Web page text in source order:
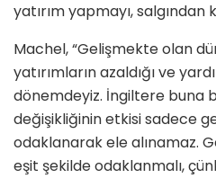
yatırım yapmayı, salgından
Machel, “Gelişmekte olan
yatırımların azaldığı ve
dönemdeyiz. İngiltere buna
değişikliğinin etkisi sadece
odaklanarak ele alınamaz.
eşit şekilde odaklanmalı,